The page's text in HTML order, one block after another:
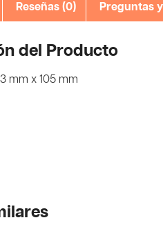
Reseñas (0) Preguntas
del Producto
mm x 105 mm